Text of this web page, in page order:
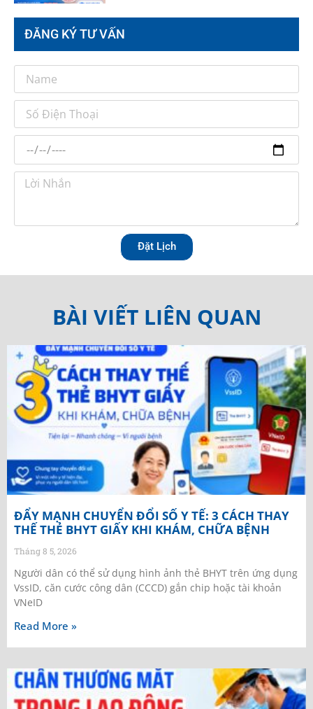
ĐĂNG KÝ TƯ VẤN
Đặt Lịch
BÀI VIẾT LIÊN QUAN
ĐẨY MẠNH CHUYỂN ĐỔI SỐ Y TẾ: 3 CÁCH THAY
THẾ THẺ BHYT GIẤY KHI KHÁM, CHỮA BỆNH
Tháng 8 5, 2026
Người dân có thể sử dụng hình ảnh thẻ BHYT trên ứng dụng
VssID, căn cước công dân (CCCD) gắn chip hoặc tài khoản
VNeID
Read More »